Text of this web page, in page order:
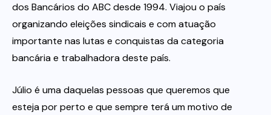
dos Bancários do ABC desde 1994. Viajou o país
organizando eleições sindicais e com atuação
importante nas lutas e conquistas da categoria
bancária e trabalhadora deste país.
Júlio é uma daquelas pessoas que queremos que
esteja por perto e que sempre terá um motivo de